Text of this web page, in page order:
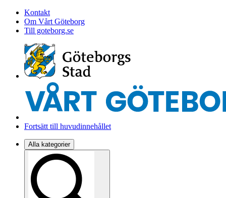
Kontakt
Om Vårt Göteborg
Till goteborg.se
Fortsätt till huvudinnehållet
Alla kategorier